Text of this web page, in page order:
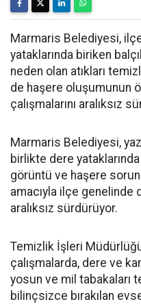
Marmaris Belediyesi,
yataklarında biriken
neden olan atıkları
de haşere oluşumunun
çalışmalarını aralıksız
Marmaris Belediyesi,
birlikte dere
görüntü ve haşere
amacıyla ilçe genelinde
aralıksız sürdürüyor.
Temizlik İşleri
çalışmalarda, dere ve
yosun ve mil tabakaları
bilinçsizce bırakılan